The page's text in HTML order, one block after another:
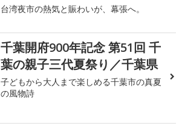
台湾夜市の熱気と賑わいが、幕張へ。
千葉開府900年記念 第51回 千
葉の親子三代夏祭り／千葉県
子どもから大人まで楽しめる千葉市の真夏
の風物詩